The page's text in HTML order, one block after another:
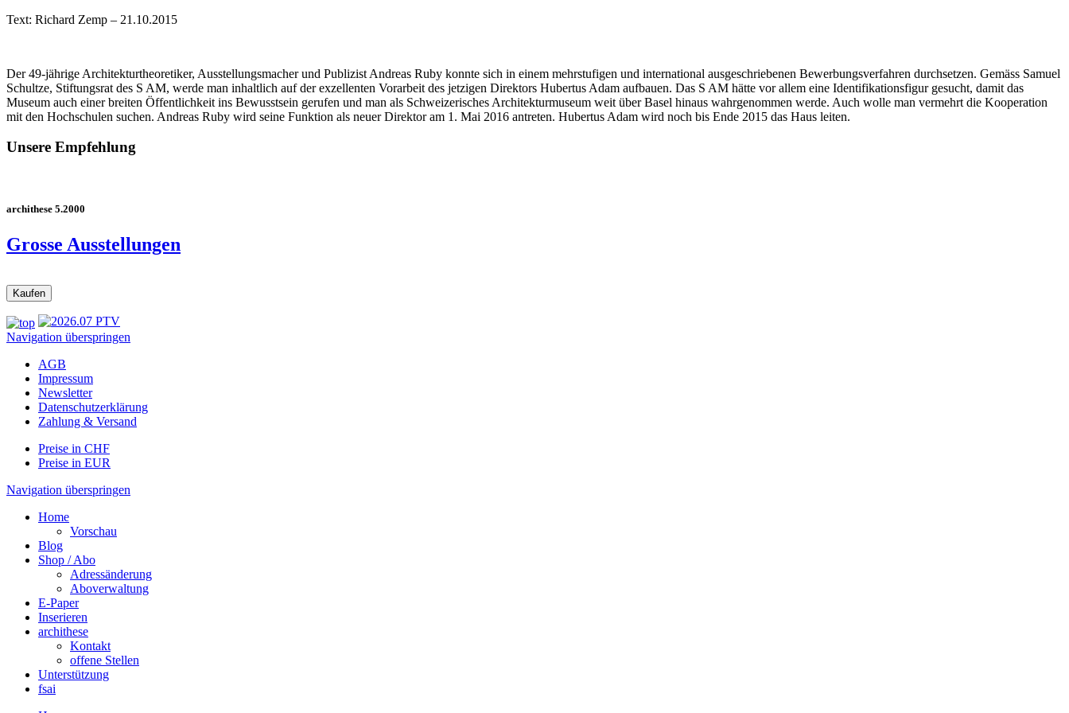
Text: Richard Zemp – 21.10.2015
Der 49-jährige Architekturtheoretiker, Ausstellungsmacher und Publizist Andreas Ruby konnte sich in einem mehrstufigen und international ausgeschriebenen Bewerbungsverfahren durchsetzen. Gemäss Samuel
Schultze, Stiftungsrat des S AM, werde man inhaltlich auf der exzellenten Vorarbeit des jetzigen Direktors Hubertus Adam aufbauen. Das S AM hätte vor allem eine Identifikationsfigur gesucht, damit das
Museum auch einer breiten Öffentlichkeit ins Bewusstsein gerufen und man als Schweizerisches Architekturmuseum weit über Basel hinaus wahrgenommen werde. Auch wolle man vermehrt die Kooperation
mit den Hochschulen suchen. Andreas Ruby wird seine Funktion als neuer Direktor am 1. Mai 2016 antreten. Hubertus Adam wird noch bis Ende 2015 das Haus leiten.
Unsere Empfehlung
archithese 5.2000
Grosse Ausstellungen
Navigation überspringen
AGB
Impressum
Newsletter
Datenschutzerklärung
Zahlung & Versand
Preise in CHF
Preise in EUR
Navigation überspringen
Home
Vorschau
Blog
Shop / Abo
Adressänderung
Aboverwaltung
E-Paper
Inserieren
archithese
Kontakt
offene Stellen
Unterstützung
fsai